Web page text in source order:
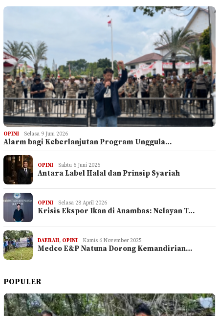
OPINI Selasa 9 Juni 2026
Alarm bagi Keberlanjutan Program Unggula…
OPINI Sabtu 6 Juni 2026
Antara Label Halal dan Prinsip Syariah
OPINI Selasa 28 April 2026
Krisis Ekspor Ikan di Anambas: Nelayan T…
DAERAH, OPINI Kamis 6 November 2025
Medco E&P Natuna Dorong Kemandirian…
POPULER